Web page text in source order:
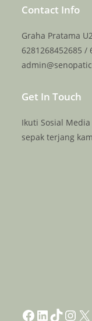
Contact Info
Graha Pratama
6281268452685 /
Get In Touch
Ikuti Sosial
sepak terjang
Facebook
LinkedIn
TikTok X